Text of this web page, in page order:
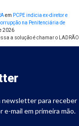
em PCPE indicia ex-diretor e
na Penitenciária de
2026
a solução é chamar o LADRÃO
newsletter para receber
e-mail em primeira mão.